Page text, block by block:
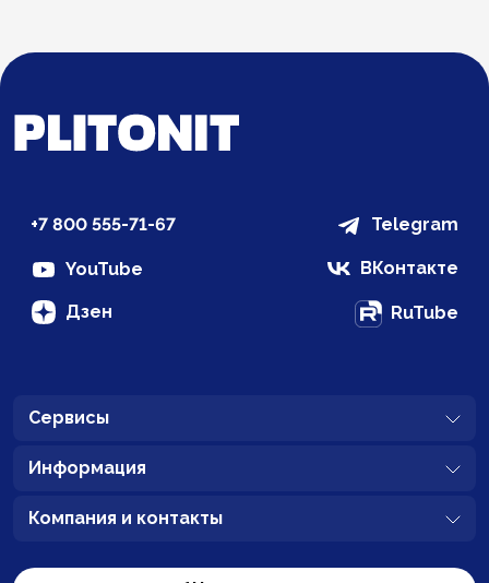
+7 800 555-71-67 Telegram
YouTube ВКонтакте
Дзен RuTube
Сервисы
Информация
Компания и контакты